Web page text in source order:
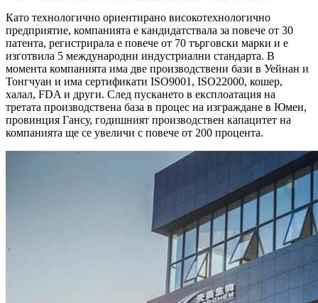
Като технологично ориентирано високотехнологично
предприятие, компанията е кандидатствала за повече от 30
патента, регистрирала е повече от 70 търговски марки и е
изготвила 5 международни индустриални стандарта. В
момента компанията има две производствени бази в Уейнан и
Тонгчуан и има сертификати ISO9001, ISO22000, кошер,
халал, FDA и други. След пускането в експлоатация на
третата производствена база в процес на изграждане в Юмен,
провинция Гансу, годишният производствен капацитет на
компанията ще се увеличи с повече от 200 процента.